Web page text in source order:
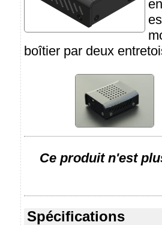
boîtier par deux
Ce produit n'est
Spécifications